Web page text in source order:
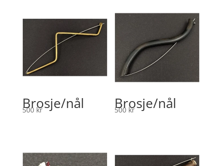
Brosje/nål
500 kr Brosje/nål
500 kr